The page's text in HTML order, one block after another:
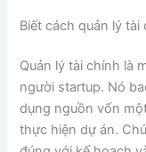
Biết cách quản lý tài
Quản lý tài chính là
người startup. Nó
dụng nguồn vốn
thực hiện dự án.